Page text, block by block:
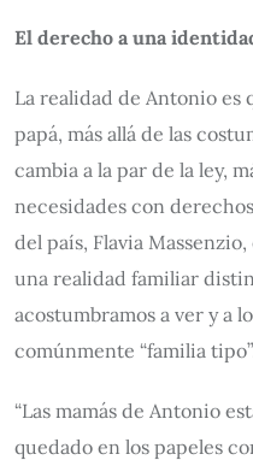
El derecho a una
La realidad de Antonio es
papá, más allá de las
cambia a la par de la ley,
necesidades con
del país, Flavia
una realidad familiar
acostumbramos a ver y a
comúnmente “familia
“Las mamás de Antonio
quedado en los papeles